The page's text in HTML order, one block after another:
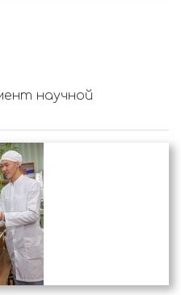
научной